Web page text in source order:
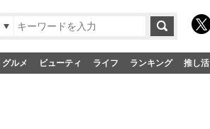
グルメ ビューティ ライフ ランキング 推し活